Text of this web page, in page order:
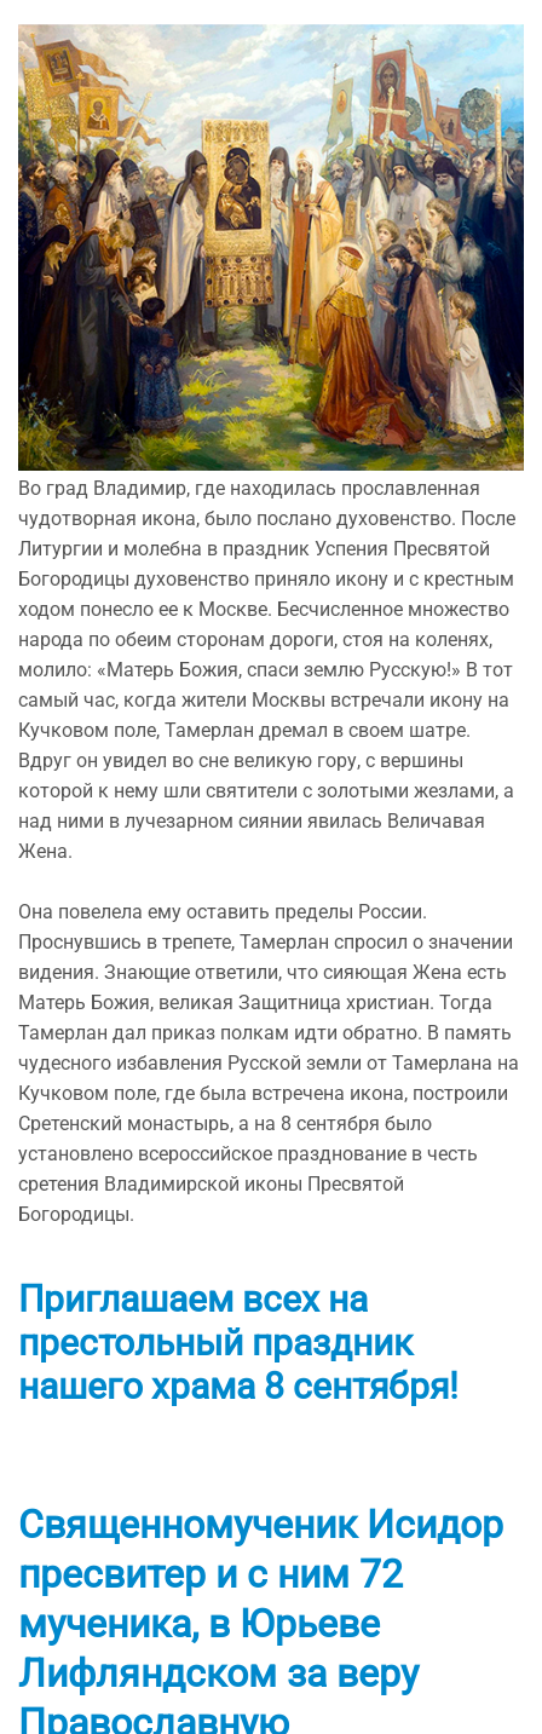
Во град Владимир, где находилась прославленная
чудотворная икона, было послано духовенство. После
Литургии и молебна в праздник Успения Пресвятой
Богородицы духовенство приняло икону и с крестным
ходом понесло ее к Москве. Бесчисленное множество
народа по обеим сторонам дороги, стоя на коленях,
молило: «Матерь Божия, спаси землю Русскую!» В тот
самый час, когда жители Москвы встречали икону на
Кучковом поле, Тамерлан дремал в своем шатре.
Вдруг он увидел во сне великую гору, с вершины
которой к нему шли святители с золотыми жезлами, а
над ними в лучезарном сиянии явилась Величавая
Жена.
Она повелела ему оставить пределы России.
Проснувшись в трепете, Тамерлан спросил о значении
видения. Знающие ответили, что сияющая Жена есть
Матерь Божия, великая Защитница христиан. Тогда
Тамерлан дал приказ полкам идти обратно. В память
чудесного избавления Русской земли от Тамерлана на
Кучковом поле, где была встречена икона, построили
Сретенский монастырь, а на 8 сентября было
установлено всероссийское празднование в честь
сретения Владимирской иконы Пресвятой
Богородицы.
Приглашаем всех на
престольный праздник
нашего храма 8 сентября!
Священномученик Исидор
пресвитер и с ним 72
мученика, в Юрьеве
Лифляндском за веру
Православную